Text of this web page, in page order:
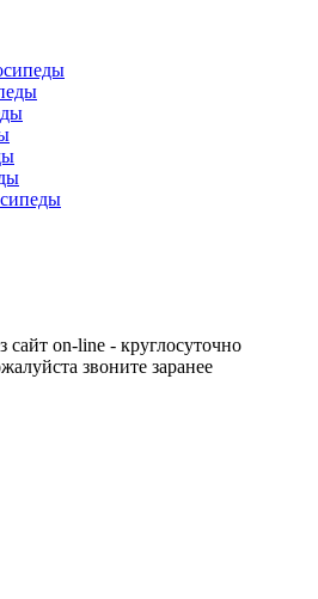
сайт on-line - круглосуточно
звоните заранее